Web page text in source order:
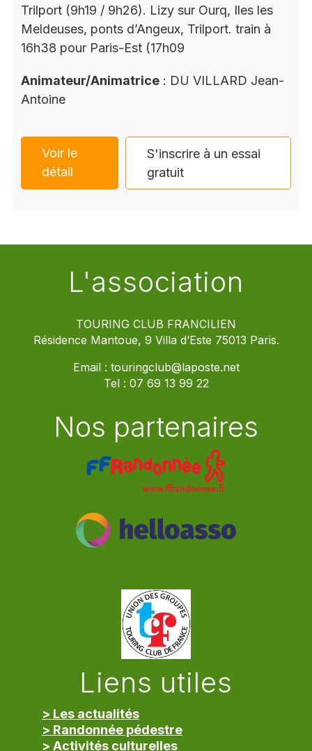
Trilport (9h19 / 9h26). Lizy sur Ourq, Iles les
Meldeuses, ponts d’Angeux, Trilport. train à
16h38 pour Paris-Est (17h09
Animateur/Animatrice : DU VILLARD Jean-
Antoine
Voir le
détail
S'inscrire à un essai
gratuit
L'association
TOURING CLUB FRANCILIEN
Résidence Mantoue, 9 Villa d’Este 75013 Paris.
Email : touringclub@laposte.net
Tel : 07 69 13 99 22
Nos partenaires
Liens utiles
> Les actualités
> Randonnée pédestre
> Activités culturelles